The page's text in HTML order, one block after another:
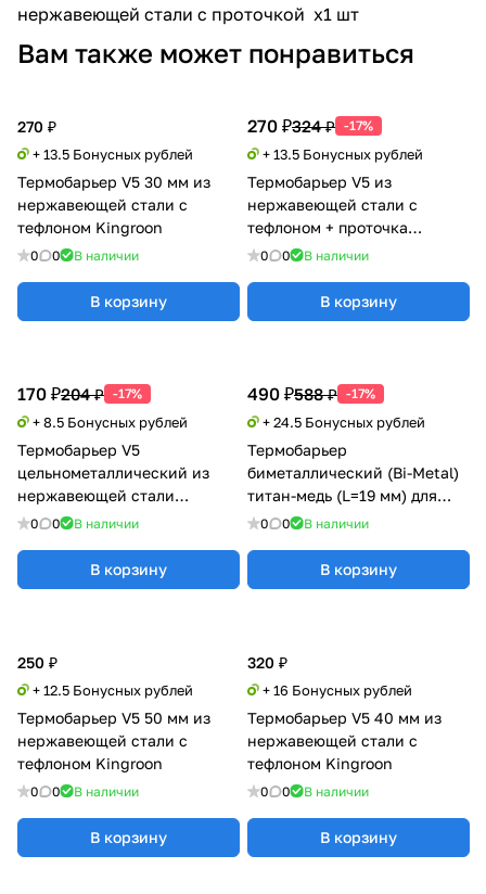
нержавеющей стали с проточкой x1 шт
Вам также может понравиться
270 ₽
+ 13.5 Бонусных рублей
Термобарьер V5 30 мм из
нержавеющей стали с
тефлоном Kingroon
0 0 В наличии
В корзину
270 ₽324 ₽ -17%
+ 13.5 Бонусных рублей
Термобарьер V5 из
нержавеющей стали с
тефлоном + проточка
Kingroon
0 0 В наличии
В корзину
490 ₽588 ₽ -17%
+ 24.5 Бонусных рублей
Термобарьер
биметаллический (Bi-Metal)
титан-медь (L=19 мм) для
Ender-3 S1
0 0 В наличии
В корзину
250 ₽
+ 12.5 Бонусных рублей
Термобарьер V5 50 мм из
нержавеющей стали с
тефлоном Kingroon
0 0 В наличии
В корзину
320 ₽
+ 16 Бонусных рублей
Термобарьер V5 40 мм из
нержавеющей стали с
тефлоном Kingroon
0 0 В наличии
В корзину
170 ₽204 ₽ -17%
+ 8.5 Бонусных рублей
Термобарьер V5
цельнометаллический из
нержавеющей стали
Kingroon
0 0 В наличии
В корзину